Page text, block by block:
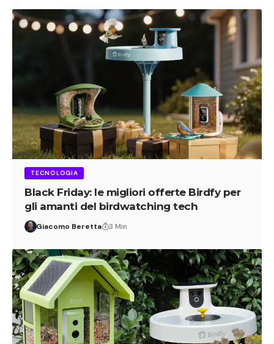
TECNOLOGIA
Black Friday: le migliori offerte Birdfy per
gli amanti del birdwatching tech
Giacomo Beretta 3 Min